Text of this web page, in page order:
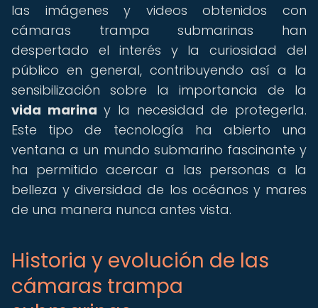
las imágenes y videos obtenidos con
cámaras trampa submarinas han
despertado el interés y la curiosidad del
público en general, contribuyendo así a la
sensibilización sobre la importancia de la
vida marina y la necesidad de protegerla.
Este tipo de tecnología ha abierto una
ventana a un mundo submarino fascinante y
ha permitido acercar a las personas a la
belleza y diversidad de los océanos y mares
de una manera nunca antes vista.
Historia y evolución de las
cámaras trampa